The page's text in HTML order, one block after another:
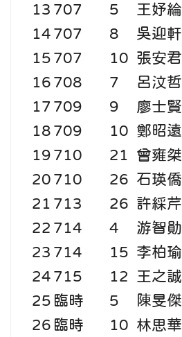
13 707 5 王妤綸
14 707 8 吳迎軒
15 707 10 張安君
16 708 7 呂汶哲
17 709 9 廖士賢
18 709 10 鄭昭遠
19 710 21 曾雍桀
20 710 26 石瑛僑
21 713 26 許綵芹
22 714 4 游智勛
23 714 15 李柏瑜
24 715 12 王之誠
25 臨時 5 陳旻傑
26 臨時 10 林思華